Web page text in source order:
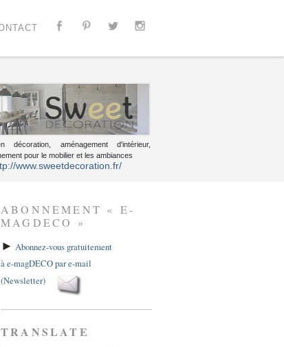
décoration, aménagement d'intérieur,
pour le mobilier et les ambiances
www.sweetdecoration.fr/
ABONNEMENT « E-
MAGDECO »
► Abonnez-vous gratuitement
à e-magDECO par e-mail
(Newsletter)
TRANSLATE